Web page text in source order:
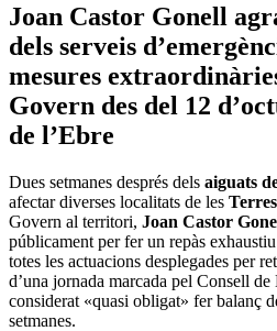
Joan Castor Gonell
dels serveis
mesures
Govern des del 12
de l’Ebre
Dues setmanes després dels aiguats
afectar diverses localitats de les
Govern al territori, Joan Castor
públicament per fer un repàs
totes les actuacions desplegades per
d’una jornada marcada pel Consell
considerat «quasi obligat» fer balanç
setmanes.